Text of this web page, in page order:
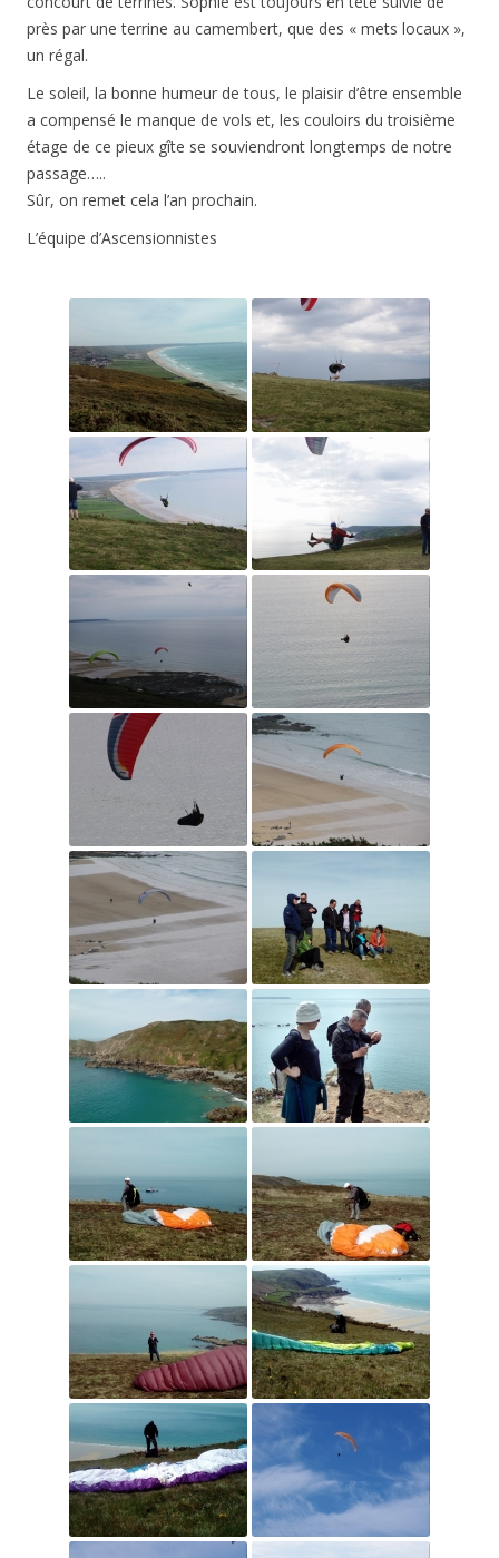
près par une terrine au camembert, que des « mets locaux »,
un régal.
Le soleil, la bonne humeur de tous, le plaisir d’être ensemble
a compensé le manque de vols et, les couloirs du troisième
étage de ce pieux gîte se souviendront longtemps de notre
passage…..
Sûr, on remet cela l’an prochain.
L’équipe d’Ascensionnistes